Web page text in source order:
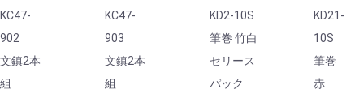
KC47-
902
文鎮2本
組
KC47-
903
文鎮2本
組
KD2-10S
筆巻 竹白
セリース
パック
KD21-
10S
筆巻
赤